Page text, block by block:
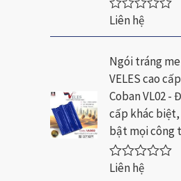
0
5
s
a
Đ
c
x
ế
p
h
ạ
n
g
0
5
s
Liên hệ
Ngói tráng
VELES cao
Coban VL02 -
cấp khác
bật mọi công
Đ
Liên hệ